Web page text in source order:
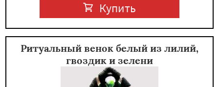
Купить
Ритуальный венок белый из лилий,
гвоздик и зелени